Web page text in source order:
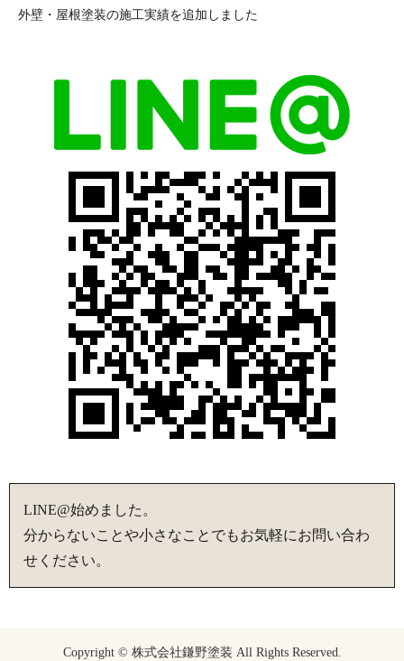
外壁・屋根塗装の施工実績を追加しました
LINE@始めました。
分からないことや小さなことでもお気軽にお問い合わ
せください。
Copyright © 株式会社鎌野塗装 All Rights Reserved.